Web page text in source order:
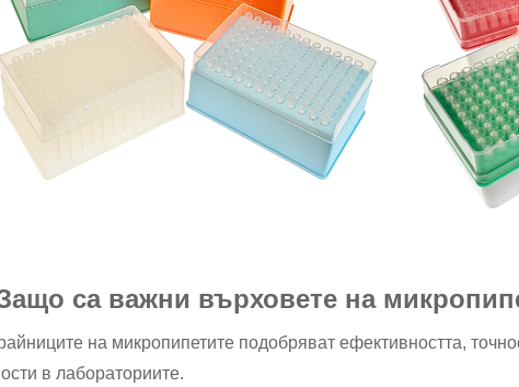
са важни върховете на
на микропипетите подобряват ефективността,
в лабораториите.